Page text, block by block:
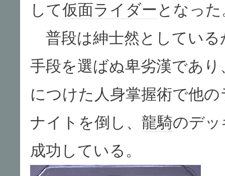
して仮面ライダー となった
普段は紳士然としている
手段を選ばぬ卑劣漢であ
につけた人身掌握術で他
ナイトを倒し、 龍騎のデ
成功している。